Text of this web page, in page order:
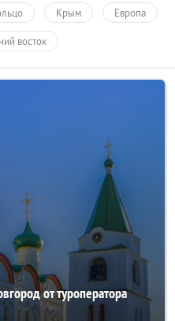
Крым Европа
восток
от туроператора